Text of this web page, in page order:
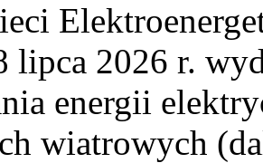
lipca 2026 r.
energii
wiatrowych